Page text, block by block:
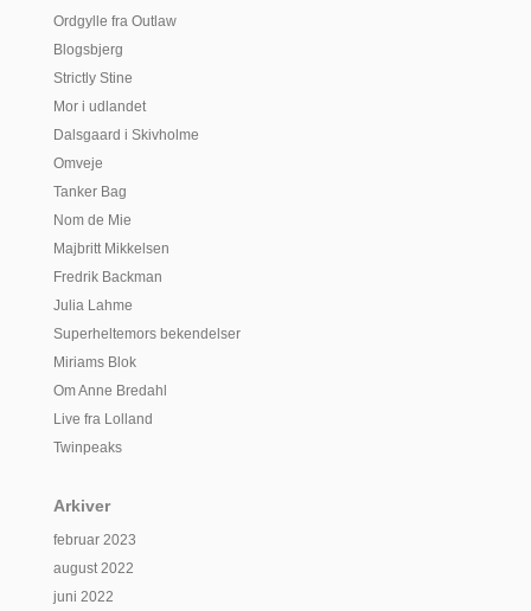
Ordgylle fra Outlaw
Blogsbjerg
Strictly Stine
Mor i udlandet
Dalsgaard i Skivholme
Omveje
Tanker Bag
Nom de Mie
Majbritt Mikkelsen
Fredrik Backman
Julia Lahme
Superheltemors bekendelser
Miriams Blok
Om Anne Bredahl
Live fra Lolland
Twinpeaks
Arkiver
februar 2023
august 2022
juni 2022